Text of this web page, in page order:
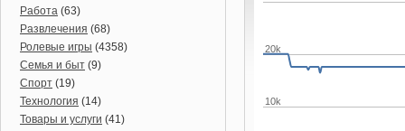
Работа (63)
Развлечения (68)
Ролевые игры (4358)
Семья и быт (9)
Спорт (19)
Технология (14)
Товары и услуги (41)
10k
20k